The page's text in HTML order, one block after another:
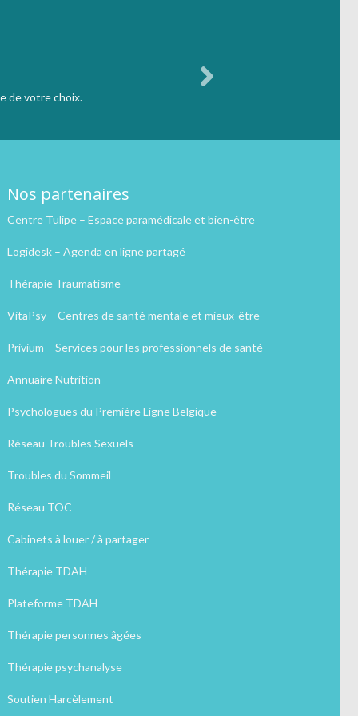
de votre choix.
Nos partenaires
Centre Tulipe – Espace paramédicale et bien-être
Logidesk – Agenda en ligne partagé
Thérapie Traumatisme
VitaPsy – Centres de santé mentale et mieux-être
Privium – Services pour les professionnels de santé
Annuaire Nutrition
Psychologues du Première Ligne Belgique
Réseau Troubles Sexuels
Troubles du Sommeil
Réseau TOC
Cabinets à louer / à partager
Thérapie TDAH
Plateforme TDAH
Thérapie personnes âgées
Thérapie psychanalyse
Soutien Harcèlement